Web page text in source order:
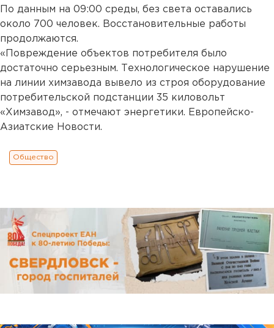
По данным на 09:00 среды, без света оставались
около 700 человек. Восстановительные работы
продолжаются.
«Повреждение объектов потребителя было
достаточно серьезным. Технологическое нарушение
на линии химзавода вывело из строя оборудование
потребительской подстанции 35 киловольт
«Химзавод», - отмечают энергетики. Европейско-
Азиатские Новости.
Общество